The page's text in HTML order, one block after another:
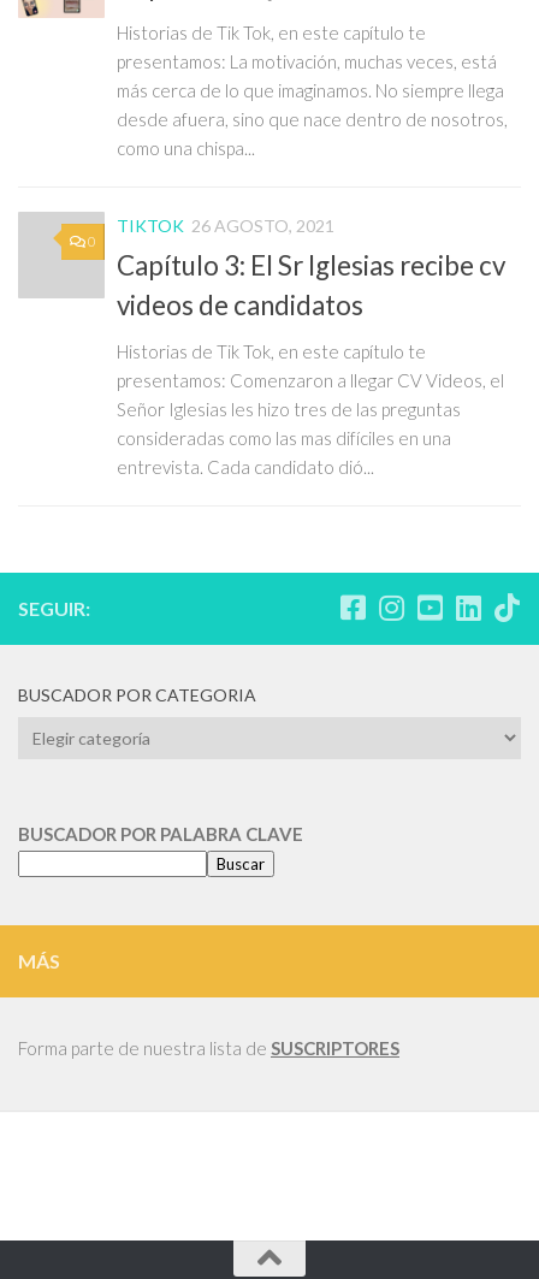
Historias de Tik Tok, en este capítulo te
presentamos: La motivación, muchas veces, está
más cerca de lo que imaginamos. No siempre llega
desde afuera, sino que nace dentro de nosotros,
como una chispa...
0
TIKTOK 26 AGOSTO, 2021
Capítulo 3: El Sr Iglesias recibe cv
videos de candidatos
Historias de Tik Tok, en este capítulo te
presentamos: Comenzaron a llegar CV Videos, el
Señor Iglesias les hizo tres de las preguntas
consideradas como las mas difíciles en una
entrevista. Cada candidato dió...
SEGUIR:
BUSCADOR POR CATEGORIA
BUSCADOR
BUSCADOR POR PALABRA CLAVE
Buscar
MÁS
Forma parte de nuestra lista de SUSCRIPTORES